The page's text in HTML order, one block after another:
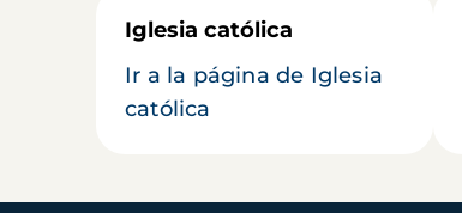
Iglesia católica
Ir a la página de Iglesia
católica